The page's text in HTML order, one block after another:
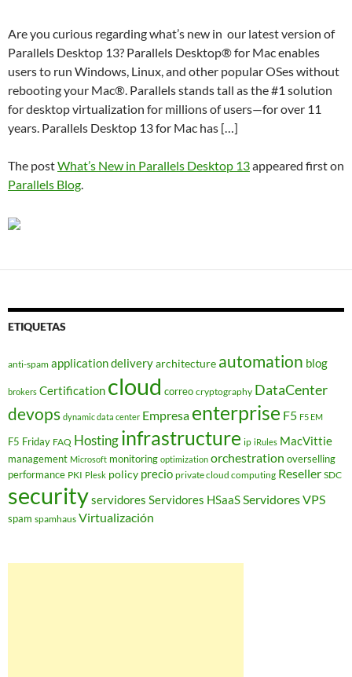
Are you curious regarding what’s new in our latest version of
Parallels Desktop 13? Parallels Desktop® for Mac enables
users to run Windows, Linux, and other popular OSes without
rebooting your Mac®. Parallels stands tall as the #1 solution
for desktop virtualization for millions of users—for over 11
years. Parallels Desktop 13 for Mac has […]
The postWhat’s New in Parallels Desktop 13appeared first on
Parallels Blog.
ETIQUETAS
anti-spam application deliveryarchitecture automation blog
brokers Certification cloud correo cryptography DataCenter
devops dynamic data center Empresa enterprise F5 F5 EM
F5 Friday FAQ Hostinginfrastructure ip iRules MacVittie
management Microsoft monitoring optimization orchestration overselling
performance PKI Plesk policy precio private cloud computing Reseller SDC
securityservidores Servidores HSaaSServidores VPS
spam spamhaus Virtualización